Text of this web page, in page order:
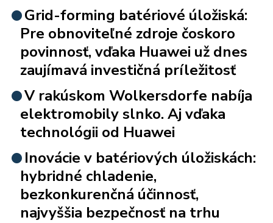
Grid-forming batériové úložiská:
Pre obnoviteľné zdroje čoskoro
povinnosť, vďaka Huawei už dnes
zaujímavá investičná príležitosť
V rakúskom Wolkersdorfe nabíja
elektromobily slnko. Aj vďaka
technológii od Huawei
Inovácie v batériových úložiskách:
hybridné chladenie,
bezkonkurenčná účinnosť,
najvyššia bezpečnosť na trhu